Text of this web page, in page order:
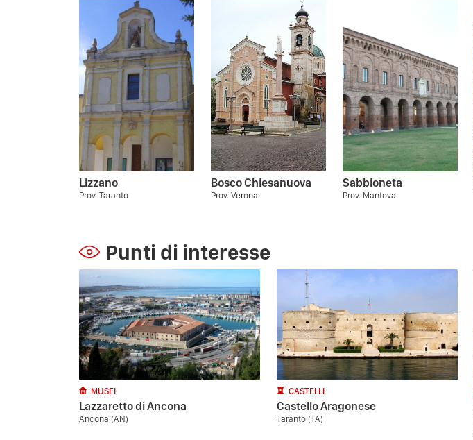
Lizzano
Prov. Taranto
Bosco Chiesanuova
Prov. Verona
Sabbioneta
Prov. Mantova
Punti di interesse
MUSEI
Lazzaretto di Ancona
Ancona (AN)
CASTELLI
Castello Aragonese
Taranto (TA)